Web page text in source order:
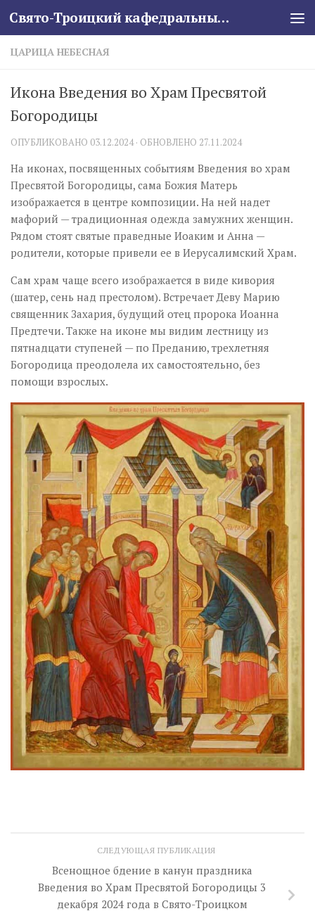
Skip to content Свято-Троицкий кафедральный собор
ЦАРИЦА НЕБЕСНАЯ
Икона Введения во Храм Пресвятой
Богородицы
ОПУБЛИКОВАНО 03.12.2024· ОБНОВЛЕНО 27.11.2024
На иконах, посвященных событиям Введения во храм
Пресвятой Богородицы, сама Божия Матерь
изображается в центре композиции. На ней надет
мафорий — традиционная одежда замужних женщин.
Рядом стоят святые праведные Иоаким и Анна —
родители, которые привели ее в Иерусалимский Храм.
Сам храм чаще всего изображается в виде кивория
(шатер, сень над престолом). Встречает Деву Марию
священник Захария, будущий отец пророка Иоанна
Предтечи. Также на иконе мы видим лестницу из
пятнадцати ступеней — по Преданию, трехлетняя
Богородица преодолела их самостоятельно, без
помощи взрослых.
СЛЕДУЮЩАЯ ПУБЛИКАЦИЯ
Всенощное бдение в канун праздника
Введения во Храм Пресвятой Богородицы 3
декабря 2024 года в Свято-Троицком